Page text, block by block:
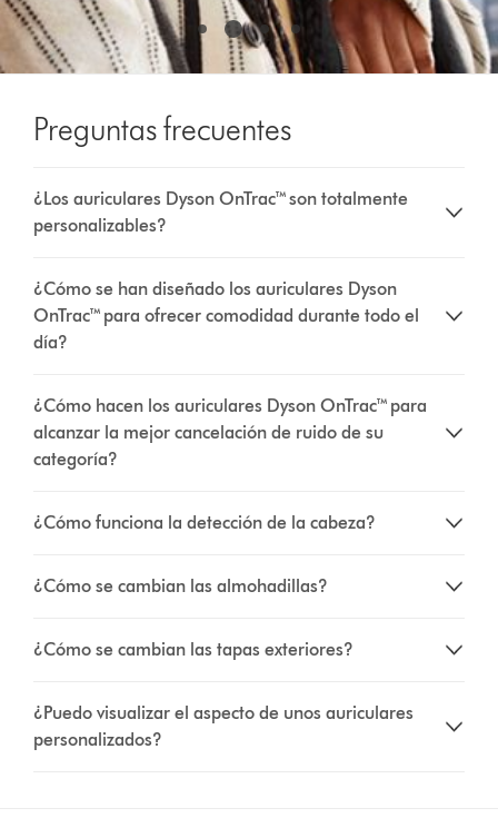
Preguntas frecuentes
¿Los auriculares Dyson OnTrac™ son totalmente
personalizables?
¿Cómo se han diseñado los auriculares Dyson
OnTrac™ para ofrecer comodidad durante todo el
día?
¿Cómo hacen los auriculares Dyson OnTrac™ para
alcanzar la mejor cancelación de ruido de su
categoría?
¿Cómo funciona la detección de la cabeza?
¿Cómo se cambian las almohadillas?
¿Cómo se cambian las tapas exteriores?
¿Puedo visualizar el aspecto de unos auriculares
personalizados?